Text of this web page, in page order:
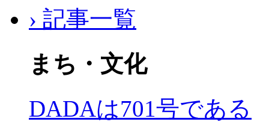
› 記事一覧
まち・文化
DADAは701号である